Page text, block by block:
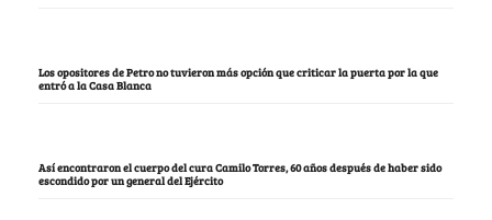
Los opositores de Petro no tuvieron más opción que criticar la puerta por la que
entró a la Casa Blanca
Así encontraron el cuerpo del cura Camilo Torres, 60 años después de haber sido
escondido por un general del Ejército